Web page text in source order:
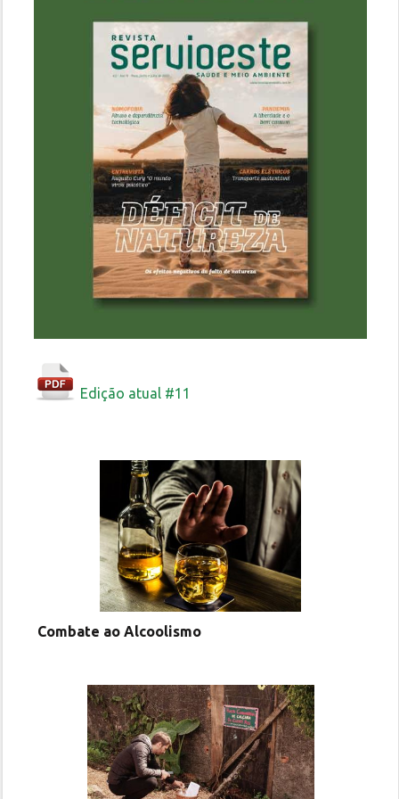
Edição atual #11
Combate ao Alcoolismo